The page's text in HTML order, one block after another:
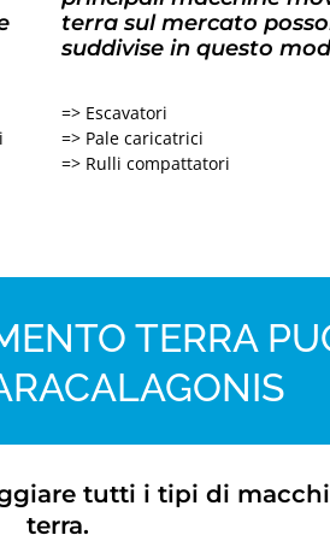
terra sul mercato
suddivise in questo
=> Escavatori
=> Pale caricatrici
=> Rulli compattatori
TERRA
tutti i tipi di
terra.